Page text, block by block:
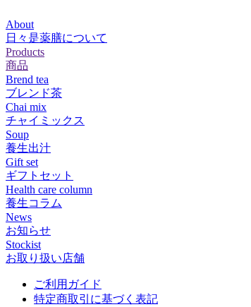
About
日々是薬膳について
Products
商品
Brend tea
ブレンド茶
Chai mix
チャイミックス
Soup
養生出汁
Gift set
ギフトセット
Health care column
養生コラム
News
お知らせ
Stockist
お取り扱い店舗
ご利用ガイド
特定商取引に基づく表記